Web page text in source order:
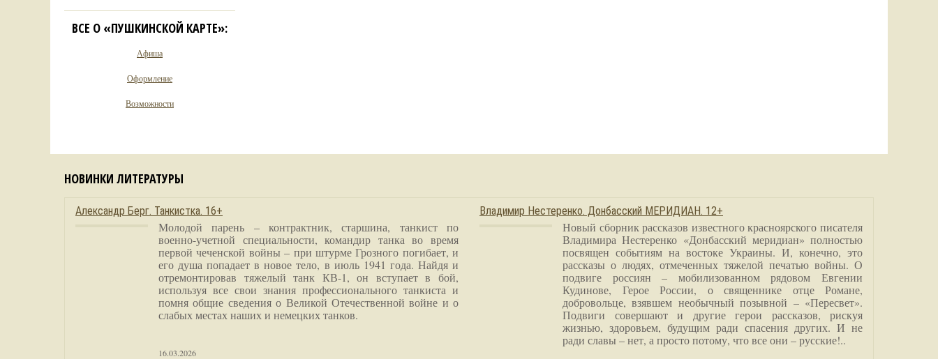
ВСЕ О «ПУШКИНСКОЙ КАРТЕ»:
Афиша
Оформление
Возможности
НОВИНКИ ЛИТЕРАТУРЫ
Александр Берг. Танкистка. 16+
Молодой парень – контрактник, старшина, танкист по
военно-учетной специальности, командир танка во время
первой чеченской войны – при штурме Грозного погибает, и
его душа попадает в новое тело, в июль 1941 года. Найдя и
отремонтировав тяжелый танк КВ-1, он вступает в бой,
используя все свои знания профессионального танкиста и
помня общие сведения о Великой Отечественной войне и о
слабых местах наших и немецких танков.
16.03.2026
Владимир Нестеренко. Донбасский МЕРИДИАН. 12+
Новый сборник рассказов известного красноярского писателя
Владимира Нестеренко «Донбасский меридиан» полностью
посвящен событиям на востоке Украины. И, конечно, это
рассказы о людях, отмеченных тяжелой печатью войны. О
подвиге россиян – мобилизованном рядовом Евгении
Кудинове, Герое России, о священнике отце Романе,
добровольце, взявшем необычный позывной – «Пересвет».
Подвиги совершают и другие герои рассказов, рискуя
жизнью, здоровьем, будущим ради спасения других. И не
ради славы – нет, а просто потому, что все они – русские!..